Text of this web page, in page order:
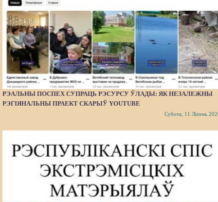
РЭАЛЬНЫ ПОСПЕХ СУПРАЦЬ РЭСУРСУ ЎЛАДЫ: ЯК НЕЗАЛЕЖНЫ
РЭГІЯНАЛЬНЫ ПРАЕКТ СКАРЫЎ YOUTUBE
Субота, 11 Ліпень